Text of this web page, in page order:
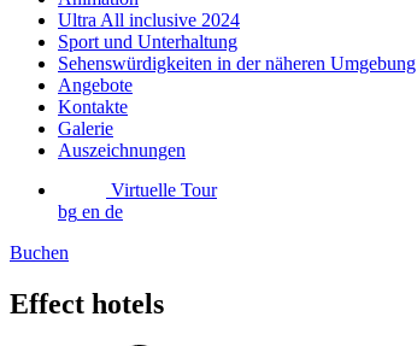
Ultra All inclusive 2024
Sport und Unterhaltung
Sehenswürdigkeiten in der näheren Umgebung
Angebote
Kontakte
Galerie
Auszeichnungen
Virtuelle Tour
bg en de
Buchen
Effect hotels